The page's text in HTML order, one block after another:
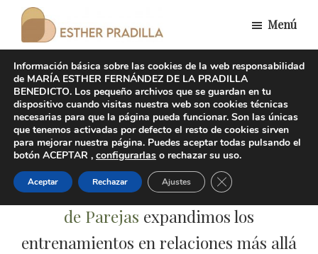
Saltar
contenido
principal
Esther
Pradilla
Divorcio
responsable
Menú
Jornada Relaciones con
Consciencia y Conexión
Con la puesta en marcha de
de Parejas expandimos los
entrenamientos en relaciones más allá
Información básica sobre las cookies de la web responsabilidad
de MARÍA ESTHER FERNÁNDEZ DE LA PRADILLA
BENEDICTO. Los pequeño archivos que se guardan en tu
dispositivo cuando visitas nuestra web son cookies técnicas
necesarias para que la página pueda funcionar. Son las únicas
que tenemos activadas por defecto el resto de cookies sirven
para mejorar nuestra página. Puedes aceptar todas pulsando el
botón ACEPTAR , configurarlas o rechazar su uso.
Aceptar Rechazar Ajustes Cerrar el banner de